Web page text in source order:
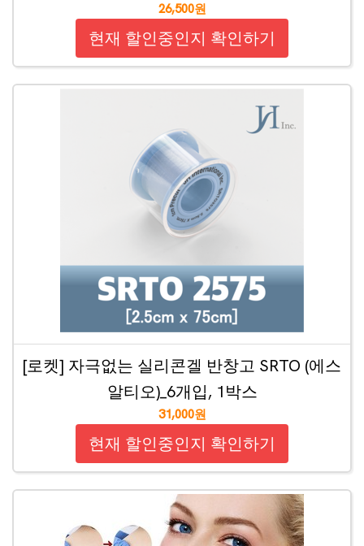
26,500원
현재 할인중인지 확인하기
[로켓] 자극없는 실리콘겔 반창고 SRTO (에스
알티오)_6개입, 1박스
31,000원
현재 할인중인지 확인하기